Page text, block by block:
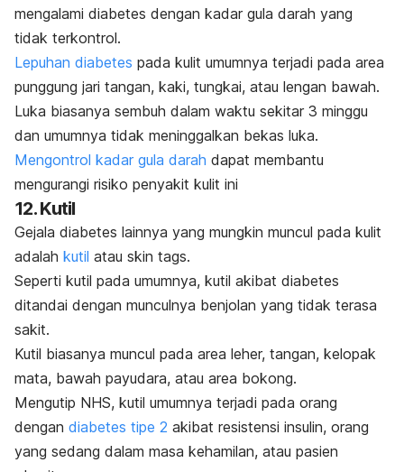
mengalami diabetes dengan kadar gula darah yang
tidak terkontrol.
Lepuhan diabetes pada kulit umumnya terjadi pada area
punggung jari tangan, kaki, tungkai, atau lengan bawah.
Luka biasanya sembuh dalam waktu sekitar 3 minggu
dan umumnya tidak meninggalkan bekas luka.
Mengontrol kadar gula darah dapat membantu
mengurangi risiko penyakit kulit ini
12. Kutil
Gejala diabetes lainnya yang mungkin muncul pada kulit
adalah kutil atau skin tags.
Seperti kutil pada umumnya, kutil akibat diabetes
ditandai dengan munculnya benjolan yang tidak terasa
sakit.
Kutil biasanya muncul pada area leher, tangan, kelopak
mata, bawah payudara, atau area bokong.
Mengutip NHS, kutil umumnya terjadi pada orang
dengan diabetes tipe 2 akibat resistensi insulin, orang
yang sedang dalam masa kehamilan, atau pasien